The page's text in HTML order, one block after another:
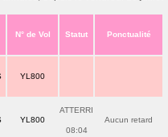
N° de Vol Statut Ponctualité
YL800
YL800
ATTERRI
08:04
Aucun retard